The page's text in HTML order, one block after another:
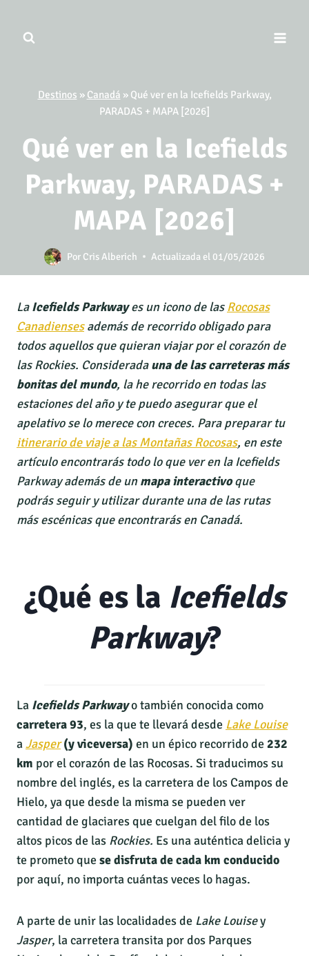
contenido
Destinos » Canadá » Qué ver en la Icefields Parkway,
PARADAS + MAPA [2026]
Qué ver en la Icefields
Parkway, PARADAS +
MAPA [2026]
Por Cris Alberich Actualizada el 01/05/2026
LaIcefields Parkwayes un icono de lasRocosas
Canadiensesademás de recorrido obligado para
todos aquellos que quieran viajar por el corazón de
las Rockies. Consideradauna de las carreteras más
bonitas del mundo, la he recorrido en todas las
estaciones del año y te puedo asegurar que el
apelativo se lo merece con creces. Para preparar tu
itinerario de viaje a las Montañas Rocosas, en este
artículo encontrarás todo lo que ver en la Icefields
Parkway además de unmapa interactivoque
podrás seguir y utilizar durante una de las rutas
más escénicas que encontrarás en Canadá.
¿Qué es la Icefields
Parkway?
La Icefields Parkwayo también conocida como
carretera 93, es la que te llevará desde Lake Louise
aJasper (y viceversa) en un épico recorrido de 232
km por el corazón de las Rocosas. Si traducimos su
nombre del inglés, es la carretera de los Campos de
Hielo, ya que desde la misma se pueden ver
cantidad de glaciares que cuelgan del filo de los
altos picos de las Rockies. Es una auténtica delicia y
te prometo que se disfruta de cada km conducido
por aquí, no importa cuántas veces lo hagas.
A parte de unir las localidades de Lake Louisey
Jasper, la carretera transita por dos Parques